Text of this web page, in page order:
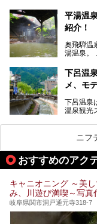
温泉旅と
池田温泉
そんな池
平湯温
紹介！
奥飛騨温
湯温泉。
らの利用
今回は
介します
下呂温
メ、モ
下呂温泉
温泉観光
のグルメ
したいも
本記事で
をご紹介
下呂温泉
ニフ
おすすめのアク
キャニオニング ～美
み、川遊び満喫～写真
岐阜県関市洞戸通元寺318-7